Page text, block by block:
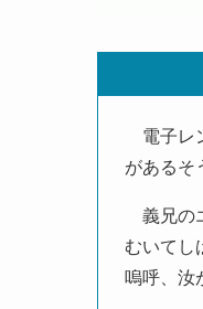
電子レ
があるそ
義兄の
むいてし
嗚呼、